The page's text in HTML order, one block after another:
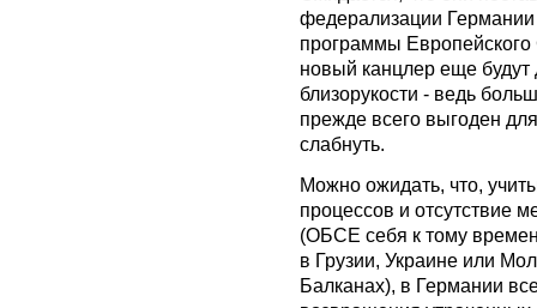
федерализации
программы
новый канцлер еще будут
близорукости - ведь
прежде всего выгоден
слабнуть.
Можно ожидать, что,
процессов и отсутствие
(ОБСЕ себя к тому
в Грузии, Украине или
Балканах), в Германии